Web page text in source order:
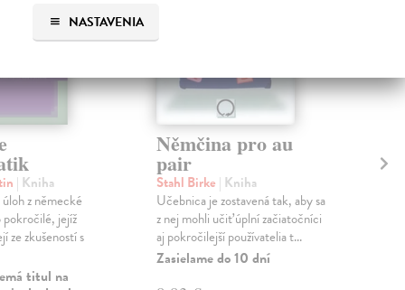
NASTAVENIA
| Kniha
z německé
jejíž
ze zkušeností s
titul na
Němčina pro au
pair
Stahl Birke | Kniha
Učebnica je zostavená tak, aby sa
z nej mohli učiť úplní začiatočníci
aj pokročilejší používatelia t...
Zasielame do 10 dní